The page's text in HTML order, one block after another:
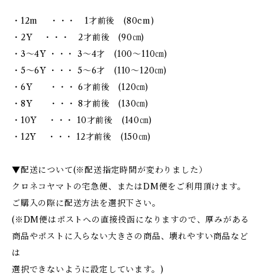
・12m ・・・ 1才前後 (80cm)
・2Y ・・・ 2才前後 (90㎝)
・3～4Y ・・・ 3～4才 (100～110㎝)
・5～6Y ・・・ 5～6才 (110～120㎝)
・6Y ・・・ 6才前後 (120㎝)
・8Y ・・・ 8才前後 (130㎝)
・10Y ・・・ 10才前後 (140㎝)
・12Y ・・・ 12才前後 (150㎝)
▼配送について(※配送指定時間が変わりました）
クロネコヤマトの宅急便、またはDM便をご利用頂けます。
ご購入の際に配送方法を選択下さい。
(※DM便はポストへの直接投函になりますので、厚みがある
商品やポストに入らない大きさの商品、壊れやすい商品など
は
選択できないように設定しています。)